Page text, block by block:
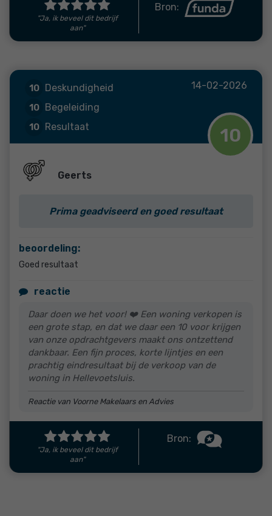
"Ja, ik beveel dit bedrijf
aan"
Bron:
14-02-2026
10
10 Deskundigheid
10 Begeleiding
10 Resultaat
Geerts
Prima geadviseerd en goed resultaat
beoordeling:
Goed resultaat
reactie
Daar doen we het voor! ❤️ Een woning verkopen is
een grote stap, en dat we daar een 10 voor krijgen
van onze opdrachtgevers maakt ons ontzettend
dankbaar. Een fijn proces, korte lijntjes en een
prachtig eindresultaat bij de verkoop van de
woning in Hellevoetsluis.
Reactie van Voorne Makelaars en Advies
"Ja, ik beveel dit bedrijf
aan"
Bron: